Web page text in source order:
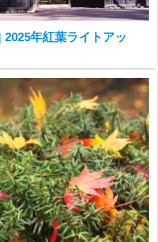
年紅葉ライトアッ